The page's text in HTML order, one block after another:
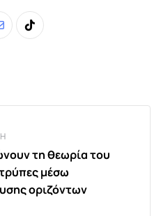
Tiktok
τη θεωρία του
μέσω
οριζόντων